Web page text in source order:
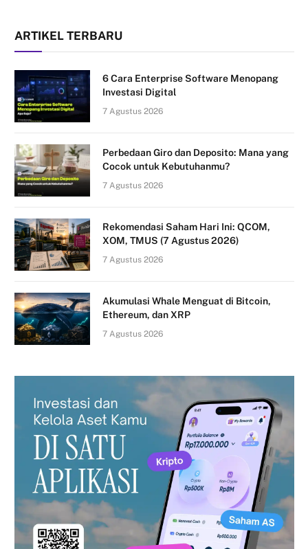
ARTIKEL TERBARU
6 Cara Enterprise Software Menopang
Investasi Digital
7 Agustus 2026
Perbedaan Giro dan Deposito: Mana yang
Cocok untuk Kebutuhanmu?
7 Agustus 2026
Rekomendasi Saham Hari Ini: QCOM,
XOM, TMUS (7 Agustus 2026)
7 Agustus 2026
Akumulasi Whale Menguat di Bitcoin,
Ethereum, dan XRP
7 Agustus 2026